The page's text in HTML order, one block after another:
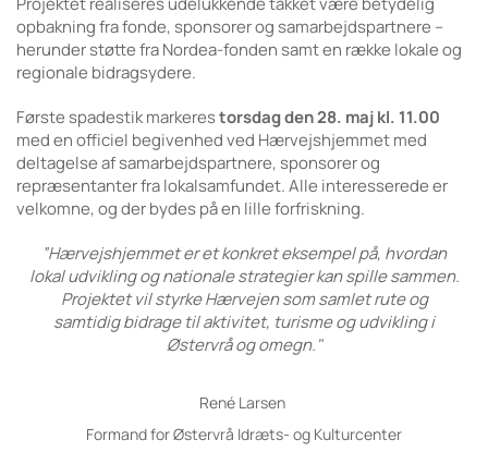
opbakning fra fonde, sponsorer og samarbejdspartnere –
herunder støtte fra Nordea-fonden samt en række lokale og
regionale bidragsydere.
Første spadestik markerestorsdag den 28. maj kl. 11.00
med en officiel begivenhed ved Hærvejshjemmet med
deltagelse af samarbejdspartnere, sponsorer og
repræsentanter fra lokalsamfundet. Alle interesserede er
velkomne, og der bydes på en lille forfriskning.
”Hærvejshjemmet er et konkret eksempel på, hvordan
lokal udvikling og nationale strategier kan spille sammen.
Projektet vil styrke Hærvejen som samlet rute og
samtidig bidrage til aktivitet, turisme og udvikling i
Østervrå og omegn."
René Larsen
Formand for Østervrå Idræts- og Kulturcenter